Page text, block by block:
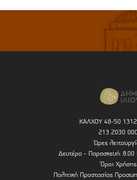
ΚΑΛΧΟΥ 48-50
213 2030
Ώρες
Δευτέρα - Παρασκευή:
Όροι Χρήσης
Πολιτική Προστασίας